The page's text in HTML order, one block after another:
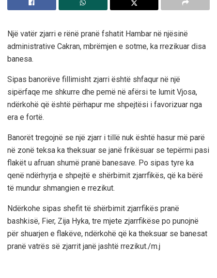
Një vatër zjarri e rënë pranë fshatit Hambar në njësinë
administrative Cakran, mbrëmjen e sotme, ka rrezikuar disa
banesa.
Sipas banorëve fillimisht zjarri është shfaqur në një
sipërfaqe me shkurre dhe pemë në afërsi te lumit Vjosa,
ndërkohë që është përhapur me shpejtësi i favorizuar nga
era e fortë.
Banorët tregojnë se një zjarr i tillë nuk është hasur më parë
në zonë teksa ka theksuar se janë frikësuar se tepërmi pasi
flakët u afruan shumë pranë banesave. Po sipas tyre ka
qenë ndërhyrja e shpejtë e shërbimit zjarrfikës, që ka bërë
të mundur shmangien e rrezikut.
Ndërkohe sipas shefit të shërbimit zjarrfikës pranë
bashkisë, Fier, Zija Hyka, tre mjete zjarrfikëse po punojnë
për shuarjen e flakëve, ndërkohë që ka theksuar se banesat
pranë vatrës së zjarrit janë jashtë rrezikut./m.j